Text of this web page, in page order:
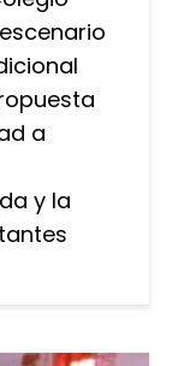
a
y la